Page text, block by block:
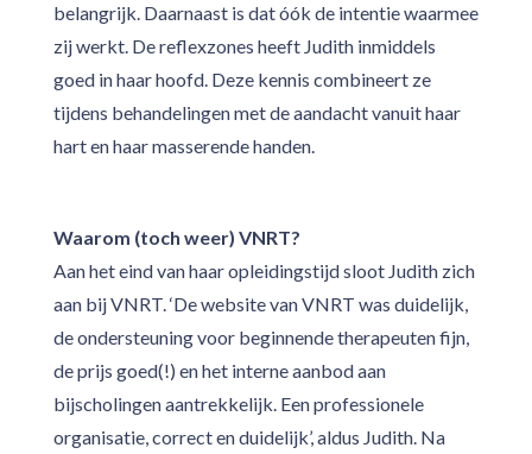
belangrijk. Daarnaast is dat óók de intentie waarmee
zij werkt. De reflexzones heeft Judith inmiddels
goed in haar hoofd. Deze kennis combineert ze
tijdens behandelingen met de aandacht vanuit haar
hart en haar masserende handen.
Waarom (toch weer) VNRT?
Aan het eind van haar opleidingstijd sloot Judith zich
aan bij VNRT. ‘De website van VNRT was duidelijk,
de ondersteuning voor beginnende therapeuten fijn,
de prijs goed(!) en het interne aanbod aan
bijscholingen aantrekkelijk. Een professionele
organisatie, correct en duidelijk’, aldus Judith. Na